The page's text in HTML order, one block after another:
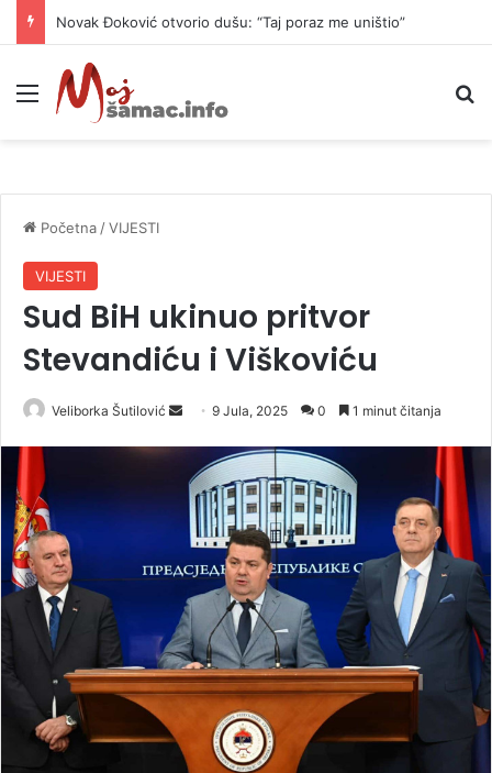
Novak Đoković otvorio dušu: “Taj poraz me uništio”
Meni
Početna /VIJESTI
VIJESTI
Sud BiH ukinuo pritvor
Stevandiću i Viškoviću
Veliborka Šutilović
e
m
a
i
l
9 Jula, 2025 0 1 minut čitanja